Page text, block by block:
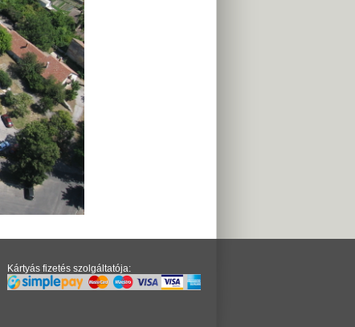
Kártyás fizetés szolgáltatója: